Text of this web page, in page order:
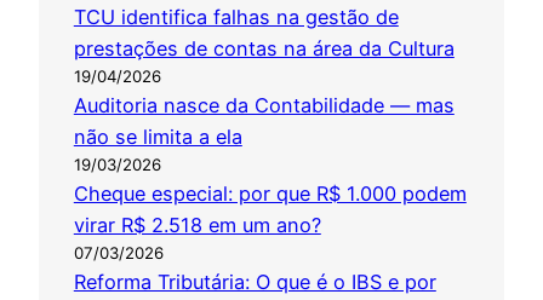
TCU identifica falhas na gestão de
prestações de contas na área da Cultura
19/04/2026
Auditoria nasce da Contabilidade — mas
não se limita a ela
19/03/2026
Cheque especial: por que R$ 1.000 podem
virar R$ 2.518 em um ano?
07/03/2026
Reforma Tributária: O que é o IBS e por